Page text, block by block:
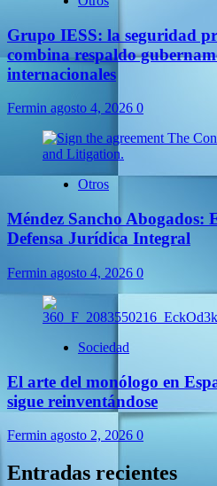
Grupo IESS: la seguridad
combina respaldo
internacionales
Fermin agosto 4, 2026 0
Otros
Méndez Sancho Abogados:
Defensa Jurídica Integral
Fermin agosto 4, 2026 0
Sociedad
El arte del monólogo en
sigue reinventándose
Fermin agosto 2, 2026 0
Entradas recientes